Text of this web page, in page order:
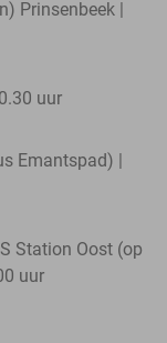
Prinsenbeek |
uur
Emantspad) |
Station Oost (op
uur